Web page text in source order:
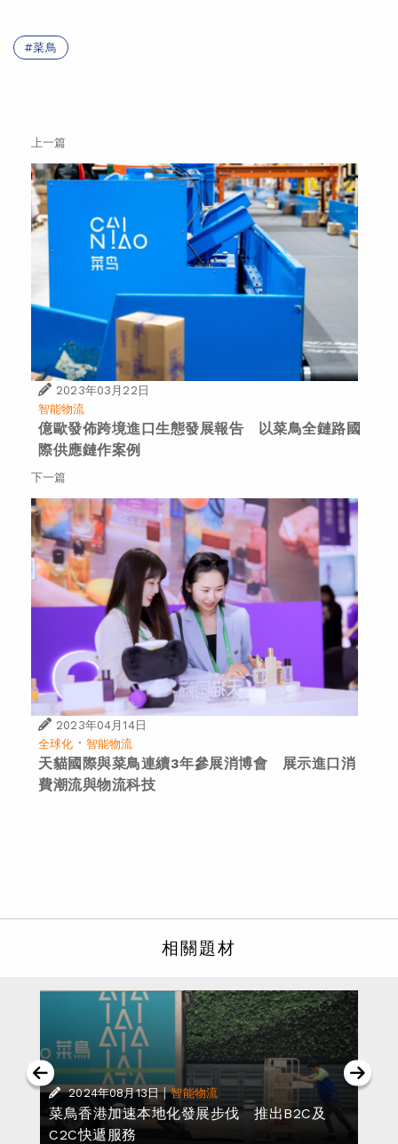
菜鳥
上一篇
2023年03月22日
智能物流
億歐發佈跨境進口生態發展報告 以菜鳥全鏈路國
際供應鏈作案例
下一篇
2023年04月14日
全球化 · 智能物流
天貓國際與菜鳥連續3年參展消博會 展示進口消
費潮流與物流科技
相關題材
2024年08月13日 | 智能物流
菜鳥香港加速本地化發展步伐 推出B2C及
C2C快遞服務